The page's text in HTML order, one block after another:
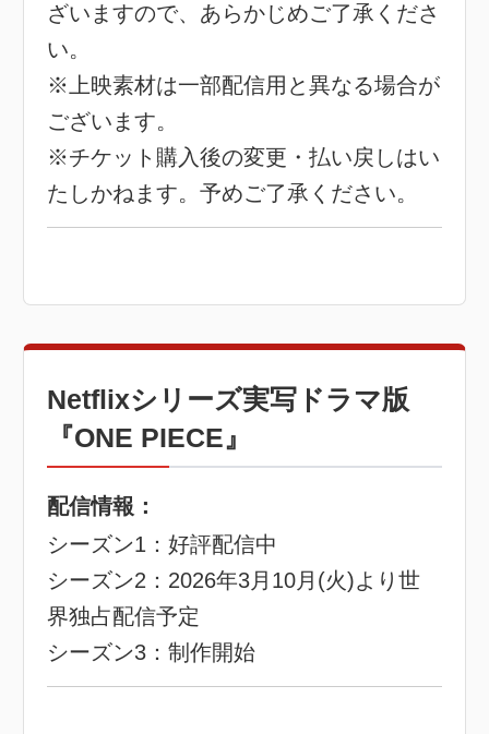
ざいますので、あらかじめご了承くださ
い。
※上映素材は一部配信用と異なる場合が
ございます。
※チケット購入後の変更・払い戻しはい
たしかねます。予めご了承ください。
Netflixシリーズ実写ドラマ版
『ONE PIECE』
配信情報：
シーズン1：好評配信中
シーズン2：2026年3月10月(火)より世
界独占配信予定
シーズン3：制作開始